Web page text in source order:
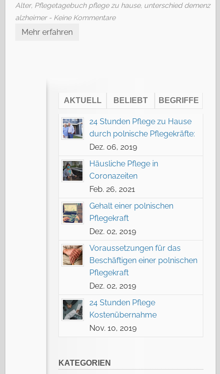
Alter, Pflegetagebuch pflege zu hause, unterschied demenz
alzheimer - Keine Kommentare
Mehr erfahren
AKTUELL BELIEBT BEGRIFFE
24 Stunden Pflege zu Hause
durch polnische Pflegekräfte:
Dez. 06, 2019
Häusliche Pflege in
Coronazeiten
Feb. 26, 2021
Gehalt einer polnischen
Pflegekraft
Dez. 02, 2019
Voraussetzungen für das
Beschäftigen einer polnischen
Pflegekraft
Dez. 02, 2019
24 Stunden Pflege
Kostenübernahme
Nov. 10, 2019
KATEGORIEN